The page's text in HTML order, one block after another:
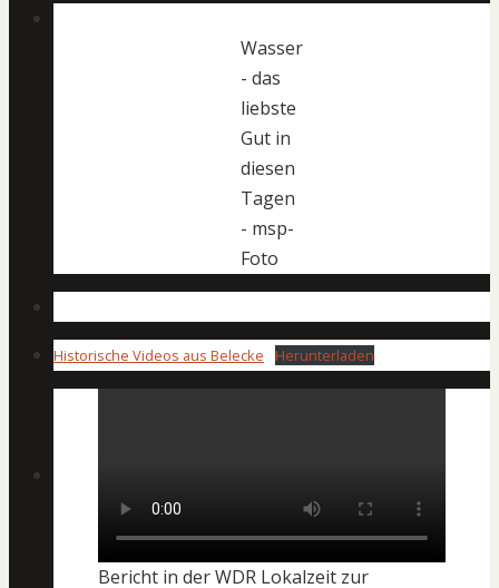
Wasser
- das
liebste
Gut in
diesen
Tagen
- msp-
Foto
Historische Videos aus Belecke Herunterladen
Bericht in der WDR Lokalzeit zur